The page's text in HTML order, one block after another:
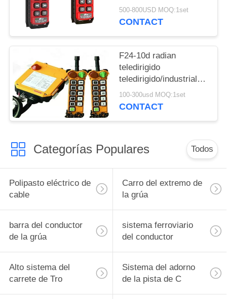
para la grúa de arriba
del EOT de la grúa de
500-800USD MOQ:1set
CONTACT
F24-10d radian
teledirigido
teledirigido/industrial
inalámbrico del
alzamiento
100-300usd MOQ:1set
CONTACT
Categorías Populares Todos
Polipasto eléctrico de
cable
Carro del extremo de
la grúa
barra del conductor
de la grúa
sistema ferroviario
del conductor
Alto sistema del
carrete de Tro
Sistema del adorno
de la pista de C